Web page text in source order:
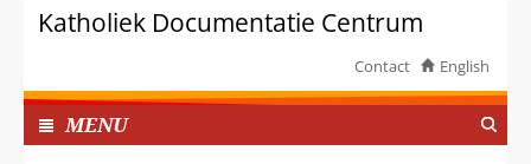
van
cookies
deze
website
worden
inhoudKatholiek Documentatie Centrum
Contact English
MENUI
N